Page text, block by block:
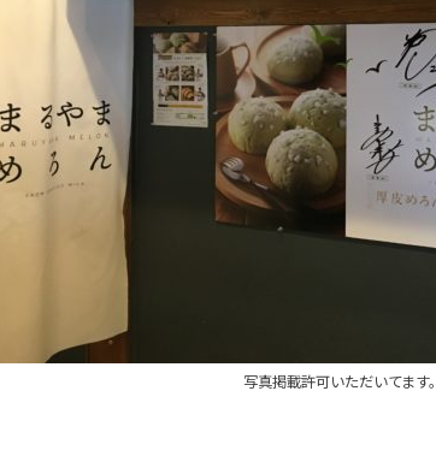
写真掲載許可いただいてます。